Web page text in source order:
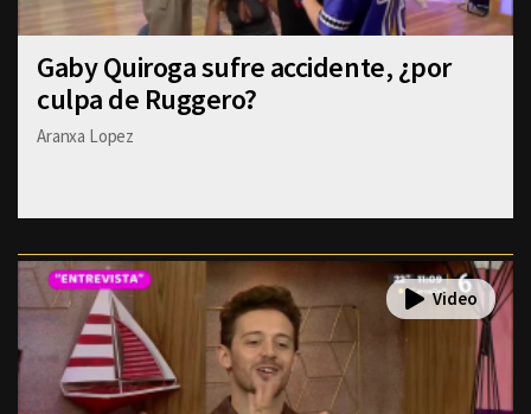
Gaby Quiroga sufre accidente, ¿por
culpa de Ruggero?
Aranxa Lopez